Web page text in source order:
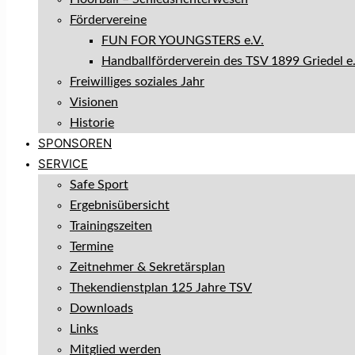
Fördervereine
FUN FOR YOUNGSTERS e.V.
Handballförderverein des TSV 1899 Griedel
Freiwilliges soziales Jahr
Visionen
Historie
SPONSOREN
SERVICE
Safe Sport
Ergebnisübersicht
Trainingszeiten
Termine
Zeitnehmer & Sekretärsplan
Thekendienstplan 125 Jahre TSV
Downloads
Links
Mitglied werden